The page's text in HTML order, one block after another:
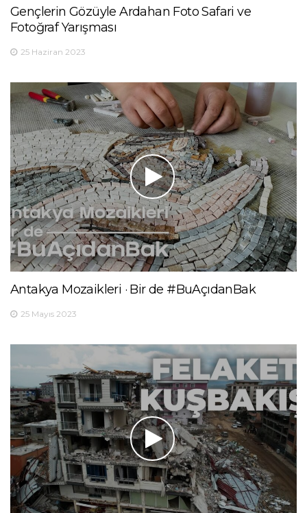
Gençlerin Gözüyle Ardahan Foto Safari ve
Fotoğraf Yarışması
25 Haziran 2023
Antakya Mozaikleri · Bir de #BuAçıdanBak
25 Mayıs 2023